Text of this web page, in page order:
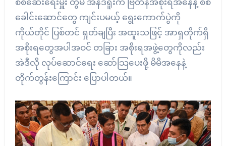
ခေါင်းဆောင်တွေ ကျင်းပမယ့် ရွေးကောက်ပွဲကို
ကိုယ်တိုင် ပြစ်တင် ရှုတ်ချပြီး အထူးသဖြင့် အာရှတိုက်ရှိ
အစိုးရတွေအပါအဝင် တခြား အစိုးရအဖွဲ့တွေကိုလည်း
အဲဒီလို လုပ်ဆောင်ရေး ဆော်သြပေးဖို့ မိမိအနေနဲ့
တိုက်တွန်းကြောင်း ပြောပါတယ်။